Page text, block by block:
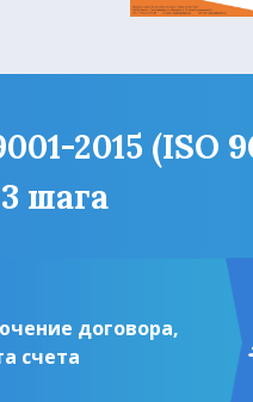
2015 (ISO
шага
договора,
счета